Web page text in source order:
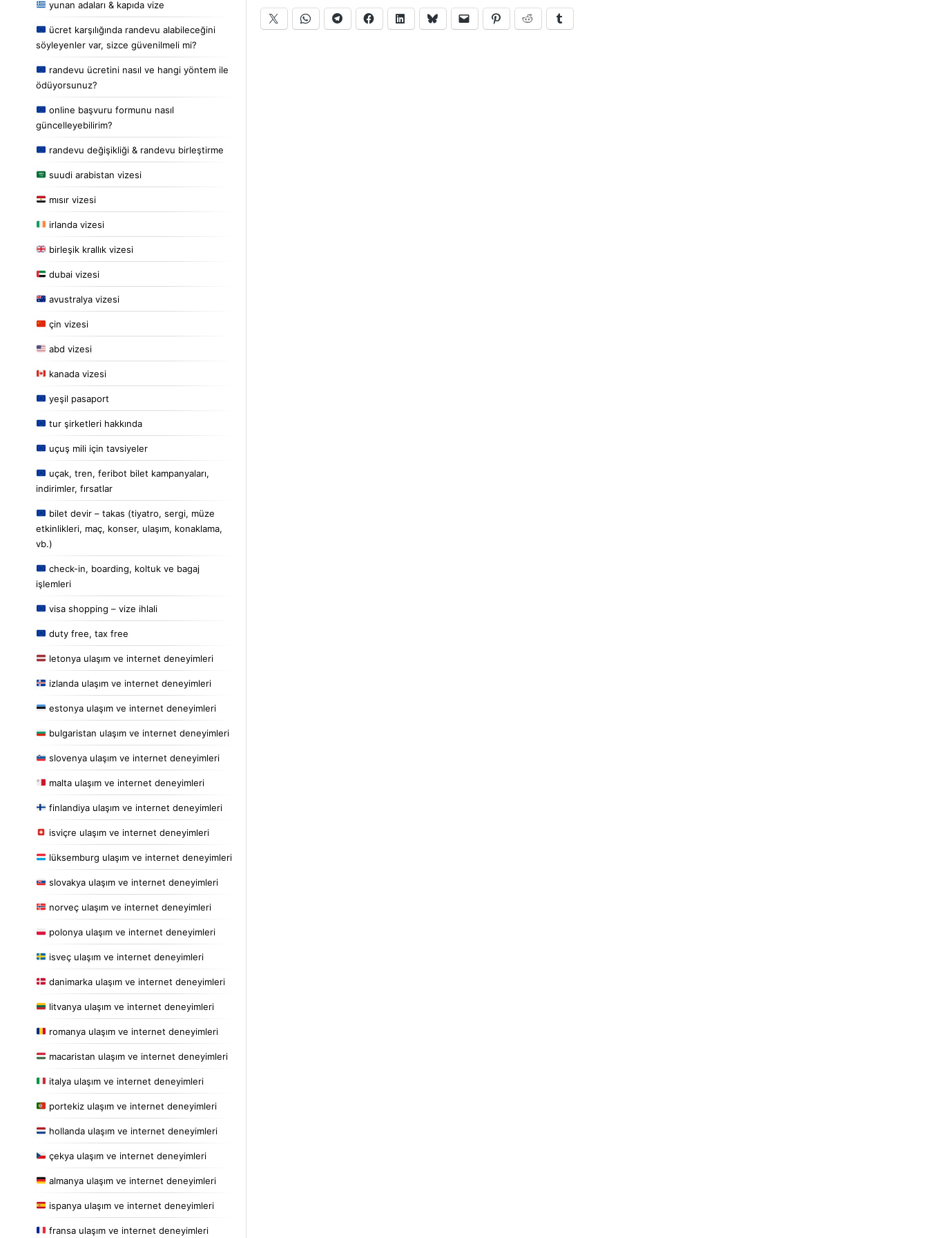
yunan adaları & kapıda vize
ücret karşılığında randevu alabileceğini
söyleyenler var, sizce güvenilmeli mi?
randevu ücretini nasıl ve hangi yöntem ile
ödüyorsunuz?
online başvuru formunu nasıl
güncelleyebilirim?
randevu değişikliği & randevu birleştirme
suudi arabistan vizesi
mısır vizesi
irlanda vizesi
birleşik krallık vizesi
dubai vizesi
avustralya vizesi
çin vizesi
abd vizesi
kanada vizesi
yeşil pasaport
tur şirketleri hakkında
uçuş mili için tavsiyeler
uçak, tren, feribot bilet kampanyaları,
indirimler, fırsatlar
bilet devir – takas (tiyatro, sergi, müze
etkinlikleri, maç, konser, ulaşım, konaklama,
vb.)
check-in, boarding, koltuk ve bagaj
işlemleri
visa shopping – vize ihlali
duty free, tax free
letonya ulaşım ve internet deneyimleri
izlanda ulaşım ve internet deneyimleri
estonya ulaşım ve internet deneyimleri
bulgaristan ulaşım ve internet deneyimleri
slovenya ulaşım ve internet deneyimleri
malta ulaşım ve internet deneyimleri
finlandiya ulaşım ve internet deneyimleri
isviçre ulaşım ve internet deneyimleri
lüksemburg ulaşım ve internet deneyimleri
slovakya ulaşım ve internet deneyimleri
norveç ulaşım ve internet deneyimleri
polonya ulaşım ve internet deneyimleri
isveç ulaşım ve internet deneyimleri
danimarka ulaşım ve internet deneyimleri
litvanya ulaşım ve internet deneyimleri
romanya ulaşım ve internet deneyimleri
macaristan ulaşım ve internet deneyimleri
italya ulaşım ve internet deneyimleri
portekiz ulaşım ve internet deneyimleri
hollanda ulaşım ve internet deneyimleri
çekya ulaşım ve internet deneyimleri
almanya ulaşım ve internet deneyimleri
ispanya ulaşım ve internet deneyimleri
fransa ulaşım ve internet deneyimleri